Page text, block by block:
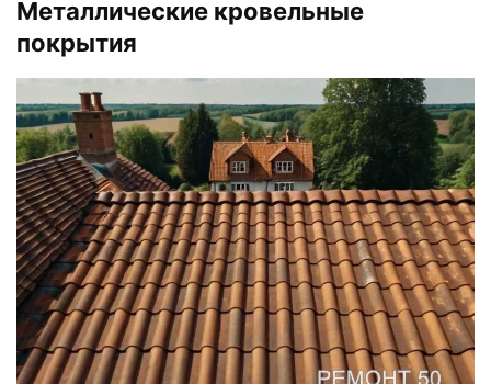
Металлические кровельные
покрытия